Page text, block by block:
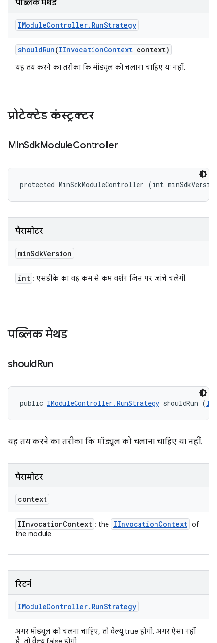
पब्लिक मेथड
IModuleController. RunStrategy
shouldRun(IInvocationContext context)
यह तय करने का तरीका कि मॉड्यूल को चलाना चाहिए या नहीं.
प्रोटेक्टेड कंस्ट्रक्टर
MinSdkModuleController
protected MinSdkModuleController (int
पैरामीटर
minSdkVersion
int : एसडीके का वह कम से कम वर्शन जिस पर जांचें चलेंगी.
पब्लिक मेथड
shouldRun
public IModuleController.RunStrategy shouldRun (
यह तय करने का तरीका कि मॉड्यूल को चलाना चाहिए या नहीं.
पैरामीटर
context
IInvocationContext : the IInvocationContext of
the module
रिटर्न
IModuleController. RunStrategy
अगर मॉड्यूल को चलना चाहिए, तो वैल्यू true होगी. अगर ऐसा नहीं
है, तो वैल्यू false होगी.